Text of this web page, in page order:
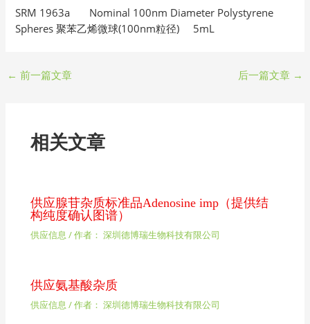
SRM 1963a Nominal 100nm Diameter Polystyrene
Spheres 聚苯乙烯微球(100nm粒径) 5mL
← 前一篇文章 后一篇文章 →
相关文章
供应腺苷杂质标准品Adenosine imp（提供结
构纯度确认图谱）
供应信息 / 作者： 深圳德博瑞生物科技有限公司
供应氨基酸杂质
供应信息 / 作者： 深圳德博瑞生物科技有限公司